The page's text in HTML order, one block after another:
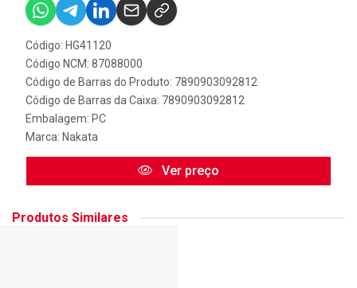
Código: HG41120
Código NCM: 87088000
Código de Barras do Produto: 7890903092812
Código de Barras da Caixa: 7890903092812
Embalagem: PC
Marca: Nakata
Ver preço
Produtos Similares